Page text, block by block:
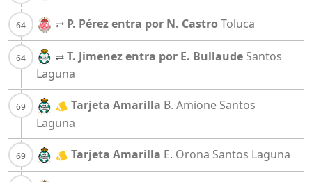
P. Pérez entra por N. Castro Toluca
T. Jimenez entra por E. Bullaude Santos
Laguna
Tarjeta Amarilla B. Amione Santos
Laguna
Tarjeta Amarilla E. Orona Santos Laguna